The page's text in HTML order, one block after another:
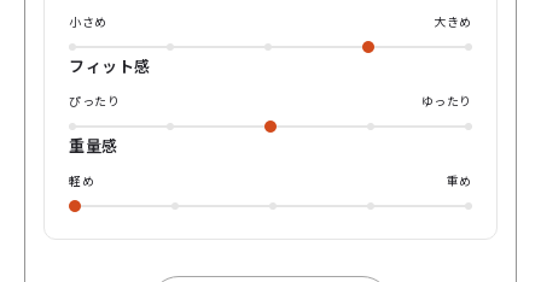
小さめ 大きめ
フィット感
ぴったり ゆったり
重量感
軽め 重め